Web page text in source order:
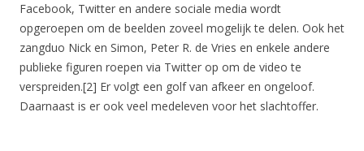
Facebook, Twitter en andere sociale media wordt
opgeroepen om de beelden zoveel mogelijk te delen. Ook het
zangduo Nick en Simon, Peter R. de Vries en enkele andere
publieke figuren roepen via Twitter op om de video te
verspreiden.[2] Er volgt een golf van afkeer en ongeloof.
Daarnaast is er ook veel medeleven voor het slachtoffer.